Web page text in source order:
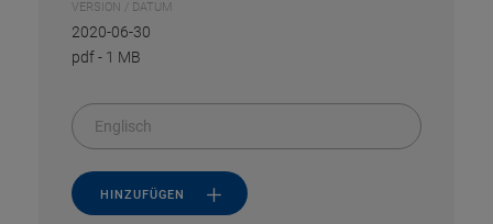
VERSION / DATUM
2020-06-30
pdf- 1 MB
Englisch
HINZUFÜGEN